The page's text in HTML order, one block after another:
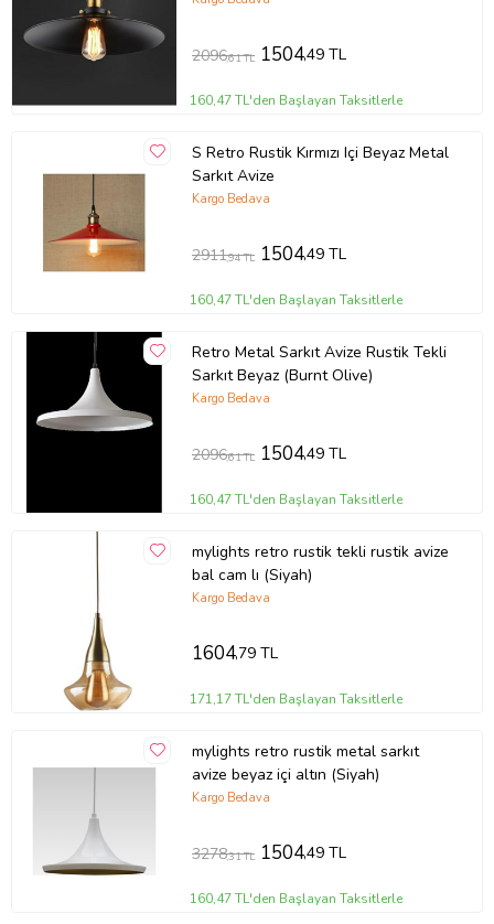
2096,61 TL 1504,49 TL
160,47 TL'den Başlayan Taksitlerle
S Retro Rustik Kırmızı Içi Beyaz Metal
Sarkıt Avize
Kargo Bedava
2911,94 TL 1504,49 TL
160,47 TL'den Başlayan Taksitlerle
Retro Metal Sarkıt Avize Rustik Tekli
Sarkıt Beyaz (Burnt Olive)
Kargo Bedava
2096,61 TL 1504,49 TL
160,47 TL'den Başlayan Taksitlerle
mylights retro rustik tekli rustik avize
bal cam lı (Siyah)
Kargo Bedava
1604,79 TL
171,17 TL'den Başlayan Taksitlerle
mylights retro rustik metal sarkıt
avize beyaz içi altın (Siyah)
Kargo Bedava
3278,31 TL 1504,49 TL
160,47 TL'den Başlayan Taksitlerle